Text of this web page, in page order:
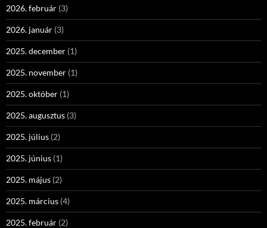
2026. február (3)
2026. január (3)
2025. december (1)
2025. november (1)
2025. október (1)
2025. augusztus (3)
2025. július (2)
2025. június (1)
2025. május (2)
2025. március (4)
2025. február (2)